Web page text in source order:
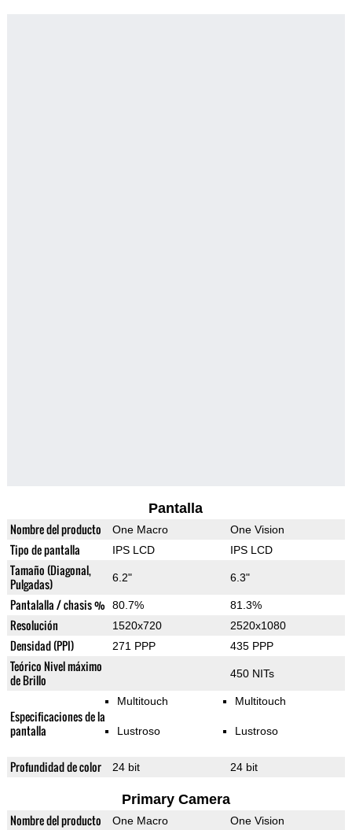
Pantalla
Nombre del producto One Macro One Vision
Tipo de pantalla IPS LCD IPS LCD
Tamaño (Diagonal,
Pulgadas)
6.2" 6.3"
Pantalalla / chasis % 80.7% 81.3%
Resolución 1520x720 2520x1080
Densidad (PPI) 271 PPP 435 PPP
Teórico Nivel máximo
de Brillo
450 NITs
Especificaciones de la
pantalla
Multitouch
Lustroso
Multitouch
Lustroso
Profundidad de color 24 bit 24 bit
Primary Camera
Nombre del producto One Macro One Vision